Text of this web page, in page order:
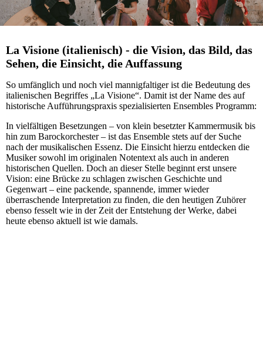
La Visione (italienisch) - die Vision, das Bild, das
Sehen, die Einsicht, die Auffassung
So umfänglich und noch viel mannigfaltiger ist die Bedeutung des
italienischen Begriffes „La Visione“. Damit ist der Name des auf
historische Aufführungspraxis spezialisierten Ensembles Programm:
In vielfältigen Besetzungen – von klein besetzter Kammermusik bis
hin zum Barockorchester – ist das Ensemble stets auf der Suche
nach der musikalischen Essenz. Die Einsicht hierzu entdecken die
Musiker sowohl im originalen Notentext als auch in anderen
historischen Quellen. Doch an dieser Stelle beginnt erst unsere
Vision: eine Brücke zu schlagen zwischen Geschichte und
Gegenwart – eine packende, spannende, immer wieder
überraschende Interpretation zu finden, die den heutigen Zuhörer
ebenso fesselt wie in der Zeit der Entstehung der Werke, dabei
heute ebenso aktuell ist wie damals.